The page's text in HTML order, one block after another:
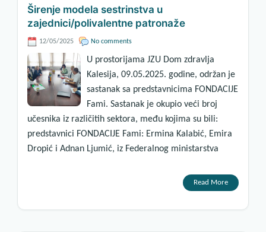
Širenje modela sestrinstva u
zajednici/polivalentne patronaže
12/05/2025 No comments
U prostorijama JZU Dom zdravlja
Kalesija, 09.05.2025. godine, održan je
sastanak sa predstavnicima FONDACIJE
Fami. Sastanak je okupio veći broj
učesnika iz različitih sektora, među kojima su bili:
predstavnici FONDACIJE Fami: Ermina Kalabić, Emira
Dropić i Adnan Ljumić, iz Federalnog ministarstva
Read More